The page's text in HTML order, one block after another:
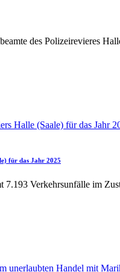
des Polizeirevieres
für das Jahr 2025
7.193 Verkehrsunfälle im